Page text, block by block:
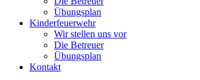
Übungsplan
Kinderfeuerwehr
Wir stellen uns vor
Die Betreuer
Übungsplan
Kontakt